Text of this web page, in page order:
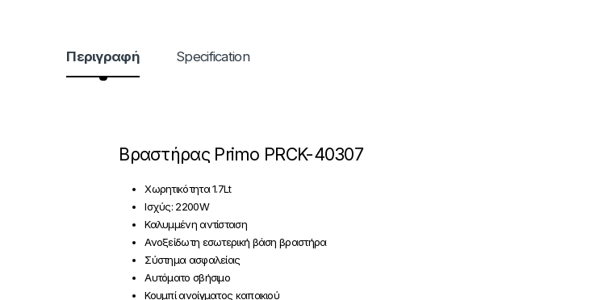
Περιγραφή Specification
Βραστήρας Primo PRCK-40307
Χωρητικότητα 1.7Lt
Ισχύς: 2200W
Καλυμμένη αντίσταση
Ανοξείδωτη εσωτερική βάση βραστήρα
Σύστημα ασφαλείας
Αυτόματο σβήσιμο
Κουμπί ανοίγματος καπακιού